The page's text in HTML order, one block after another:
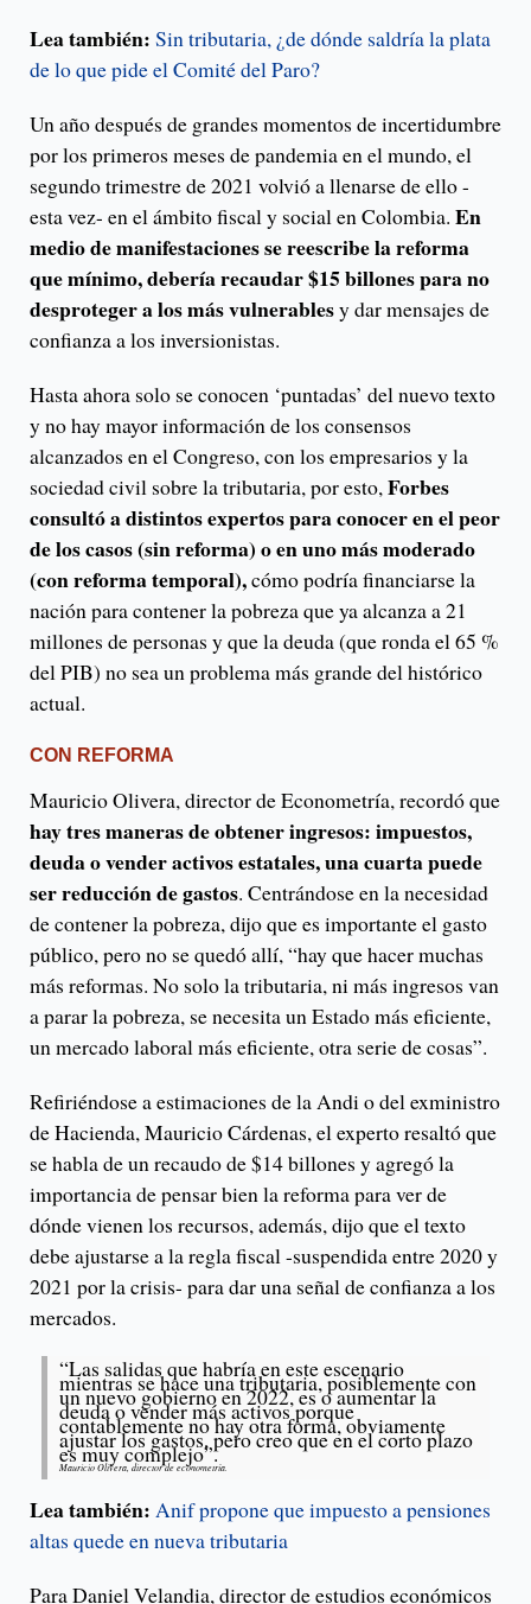
Lea también: Sin tributaria, ¿de dónde saldría la plata
de lo que pide el Comité del Paro?
Un año después de grandes momentos de incertidumbre
por los primeros meses de pandemia en el mundo, el
segundo trimestre de 2021 volvió a llenarse de ello -
esta vez- en el ámbito fiscal y social en Colombia. En
medio de manifestaciones se reescribe la reforma
que mínimo, debería recaudar $15 billones para no
desproteger a los más vulnerablesy dar mensajes de
confianza a los inversionistas.
Hasta ahora solo se conocen ‘puntadas’ del nuevo texto
y no hay mayor información de los consensos
alcanzados en el Congreso, con los empresarios y la
sociedad civil sobre la tributaria, por esto,Forbes
consultó a distintos expertos para conocer en el peor
de los casos (sin reforma) o en uno más moderado
(con reforma temporal),cómo podría financiarse la
nación para contener la pobreza que ya alcanza a 21
millones de personas y que la deuda (que ronda el 65 %
del PIB) no sea un problema más grande del histórico
actual.
CON REFORMA
Mauricio Olivera, director de Econometría, recordó que
hay tres maneras de obtener ingresos: impuestos,
deuda o vender activos estatales, una cuarta puede
ser reducción de gastos. Centrándose en la necesidad
de contener la pobreza, dijo que es importante el gasto
público, pero no se quedó allí, “hay que hacer muchas
más reformas. No solo la tributaria, ni más ingresos van
a parar la pobreza, se necesita un Estado más eficiente,
un mercado laboral más eficiente, otra serie de cosas”.
Refiriéndose a estimaciones de la Andi o del exministro
de Hacienda, Mauricio Cárdenas, el experto resaltó que
se habla de un recaudo de $14 billones y agregó la
importancia de pensar bien la reforma para ver de
dónde vienen los recursos, además, dijo que el texto
debe ajustarse a la regla fiscal -suspendida entre 2020 y
2021 por la crisis- para dar una señal de confianza a los
mercados.
“Las salidas que habría en este escenario
mientras se hace una tributaria, posiblemente con
un nuevo gobierno en 2022, es o aumentar la
deuda o vender más activos porque
contablemente no hay otra forma, obviamente
ajustar los gastos, pero creo que en el corto plazo
es muy complejo”.
Mauricio Olivera, director de econometría.
Lea también: Anif propone que impuesto a pensiones
altas quede en nueva tributaria
Para Daniel Velandia, director de estudios económicos